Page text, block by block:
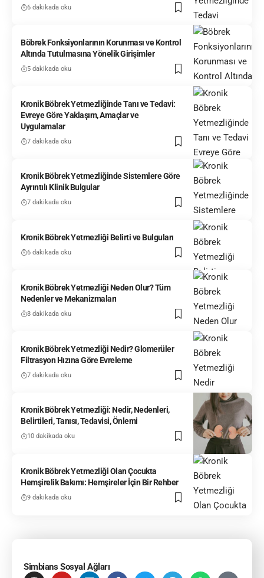
6 dakikada oku
Böbrek Fonksiyonlarının Korunması ve Kontrol
Altında Tutulmasına Yönelik Girişimler
5 dakikada oku
Kronik Böbrek Yetmezliğinde Tanı ve Tedavi:
Evreye Göre Yaklaşım, Amaçlar ve
Uygulamalar
7 dakikada oku
Kronik Böbrek Yetmezliğinde Sistemlere Göre
Ayrıntılı Klinik Bulgular
7 dakikada oku
Kronik Böbrek Yetmezliği Belirti ve Bulguları
6 dakikada oku
Kronik Böbrek Yetmezliği Neden Olur? Tüm
Nedenler ve Mekanizmaları
8 dakikada oku
Kronik Böbrek Yetmezliği Nedir? Glomerüler
Filtrasyon Hızına Göre Evreleme
7 dakikada oku
Kronik Böbrek Yetmezliği: Nedir, Nedenleri,
Belirtileri, Tanısı, Tedavisi, Önlemi
10 dakikada oku
Kronik Böbrek Yetmezliği Olan Çocukta
Hemşirelik Bakımı: Hemşireler İçin Bir Rehber
9 dakikada oku
Simbians Sosyal Ağları